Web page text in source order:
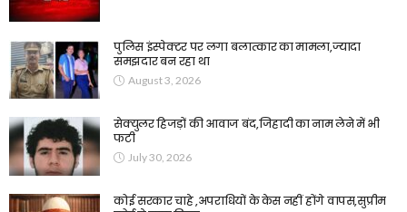
पुलिस इंस्पेक्टर पर लगा बलात्कार का मामला,ज्यादा
समझदार बन रहा था
August 3, 2026
सेक्युलर हिजड़ों की आवाज बंद,जिहादी का नाम लेने में भी
फटी
July 30, 2026
कोई सरकार चाहे ,अपराधियों के केस नहीं होंगे वापस,सुप्रीम